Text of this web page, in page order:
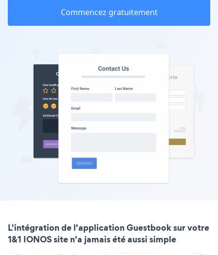
Commencez gratuitement
L'intégration de l'application Guestbook sur votre
1&1 IONOS site n'a jamais été aussi simple